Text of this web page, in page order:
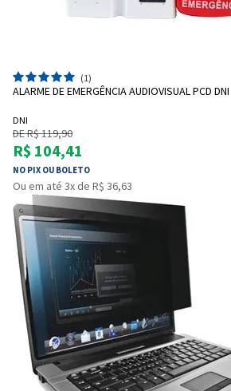
(1)
ALARME DE EMERGÊNCIA AUDIOVISUAL PCD DNI
DNI
DE R$ 119,90
R$ 104,41
NO PIX OU BOLETO
Ou em até 3x de R$ 36,63